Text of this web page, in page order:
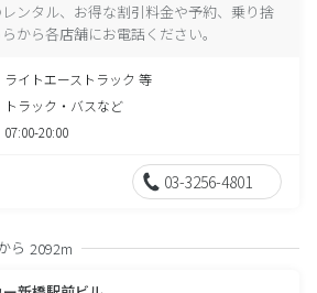
ンタル、お得な割引料金や予約、乗り捨
から各店舗にお電話ください。
ライトエーストラック 等
トラック・バスなど
07:00-20:00
03-3256-4801
ら 2092m